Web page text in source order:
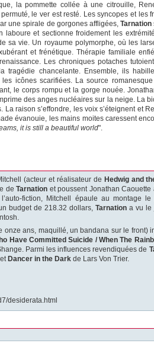
la pommette collée à une citrouille,
le ver est resté. Les syncopes et les
une spirale de gorgones affligées, Tarnation
laboure et sectionne froidement les
sa vie. Un royaume polymorphe, où les
et frénétique. Thérapie familiale
Les chroniques potaches
tragédie chancelante. Ensemble, ils
icônes scarifiées. La source
le corps rompu et la gorge nouée.
des anges nucléaires sur la neige. La
La raison s’effondre, les voix s’éteignent et
évanouie, les mains moites caressent
it is still a beautiful world".
(acteur et réalisateur de Hedwig and
deTarnation et poussent Jonathan Caouette
fiction, Mitchell épaule au montage le
budget de 218.32 dollars, Tarnationa vu le
onze ans, maquillé, un bandana sur le front)
Have Committed Suicide / When The
Parmi les influences revendiquées de
Dancer in the Dark de Lars Von Trier.
desiderata.html